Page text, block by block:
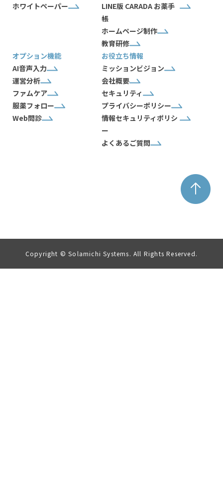
ホワイトペーパー
LINE版 CARADA お薬手
帳
ホームページ制作
教育研修
オプション機能
AI音声入力
運営分析
ファムケア
服薬フォロー
Web問診
お役立ち情報
ミッションビジョン
会社概要
セキュリティ
プライバシーポリシー
情報セキュリティポリシ
ー
よくあるご質問
Copyright © Solamichi Systems. All Rights Reserved.